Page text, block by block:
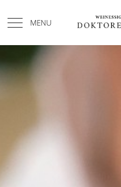
MENU